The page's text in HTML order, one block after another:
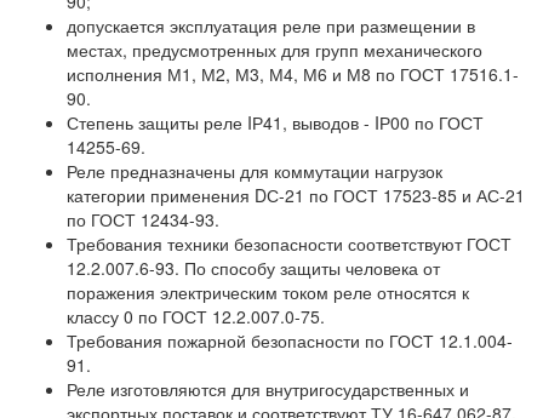
допускается эксплуатация реле при размещении в
местах, предусмотренных для групп механического
исполнения М1, М2, М3, М4, М6 и М8 по ГОСТ 17516.1-
90.
Степень защиты реле IР41, выводов - IР00 по ГОСТ
14255-69.
Реле предназначены для коммутации нагрузок
категории применения DС-21 по ГОСТ 17523-85 и АС-21
по ГОСТ 12434-93.
Требования техники безопасности соответствуют ГОСТ
12.2.007.6-93. По способу защиты человека от
поражения электрическим током реле относятся к
классу 0 по ГОСТ 12.2.007.0-75.
Требования пожарной безопасности по ГОСТ 12.1.004-
91.
Реле изготовляются для внутригосударственных и
экспортных поставок и соответствуют ТУ 16-647.062-87.